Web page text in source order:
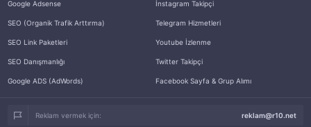
Google Adsense
SEO (Organik Trafik Arttırma)
SEO Link Paketleri
SEO Danışmanlığı
Google ADS (AdWords)
İnstagram Takipçi
Telegram Hizmetleri
Youtube İzlenme
Twitter Takipçi
Facebook Sayfa & Grup Alımı
Reklam vermek için: reklam@r10.net